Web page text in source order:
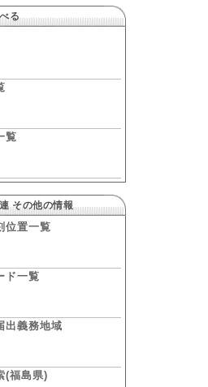
る
覧
その他の情報
位置一覧
ド一覧
出義務地域
(福島県)